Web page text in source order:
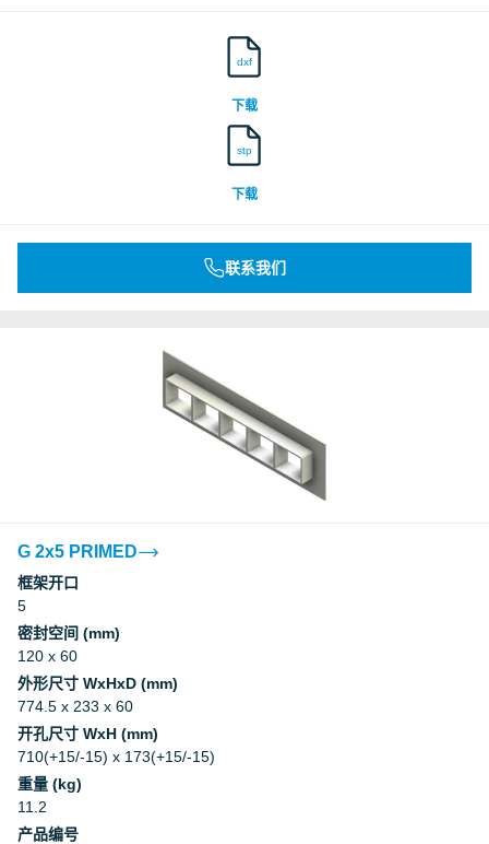
dxf
下载
stp
下载
联系我们
G 2x5 PRIMED
框架开口
5
密封空间 (mm)
120 x 60
外形尺寸 WxHxD (mm)
774.5 x 233 x 60
开孔尺寸 WxH (mm)
710(+15/-15) x 173(+15/-15)
重量 (kg)
11.2
产品编号